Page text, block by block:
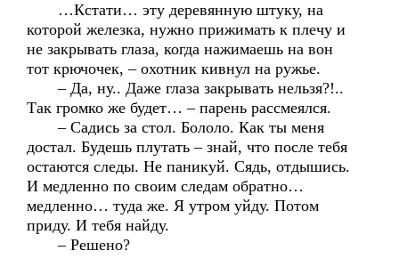
…Кстати… эту деревянную штуку, на
которой железка, нужно прижимать к плечу и
не закрывать глаза, когда нажимаешь на вон
тот крючочек, – охотник кивнул на ружье.
– Да, ну.. Даже глаза закрывать нельзя?!..
Так громко же будет… – парень рассмеялся.
– Садись за стол. Бололо. Как ты меня
достал. Будешь плутать – знай, что после тебя
остаются следы. Не паникуй. Сядь, отдышись.
И медленно по своим следам обратно…
медленно… туда же. Я утром уйду. Потом
приду. И тебя найду.
– Решено?